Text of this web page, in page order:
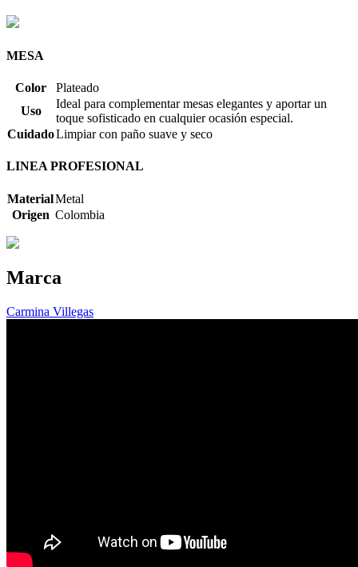
MESA
Color
Plateado
Uso
Ideal para complementar mesas elegantes y aportar un
toque sofisticado en cualquier ocasión especial.
CuidadoLimpiar con paño suave y seco
LINEA PROFESIONAL
MaterialMetal
Origen Colombia
Marca
Carmina Villegas